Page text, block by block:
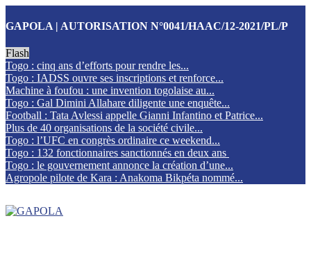
GAPOLA | AUTORISATION N°0041/HAAC/12-2021/PL/P
Flash
Togo : cinq ans d’efforts pour rendre les...
Togo : IADSS ouvre ses inscriptions et renforce...
Machine à foufou : une invention togolaise au...
Togo : Gal Dimini Allahare diligente une enquête...
Football : Tata Avlessi appelle Gianni Infantino et Patrice...
Plus de 40 organisations de la société civile...
Togo : l’UFC en congrès ordinaire ce weekend...
Togo : 132 fonctionnaires sanctionnés en deux ans
Togo : le gouvernement annonce la création d’une...
Agropole pilote de Kara : Anakoma Bikpéta nommé...